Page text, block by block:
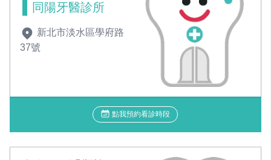
同陽牙醫診所
新北市淡水區學府路
37號
點我預約看診時段